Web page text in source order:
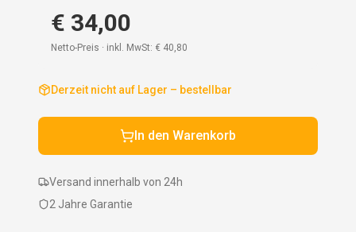
€ 34,00
Netto-Preis · inkl. MwSt: € 40,80
Derzeit nicht auf Lager – bestellbar
In den Warenkorb
Versand innerhalb von 24h
2 Jahre Garantie